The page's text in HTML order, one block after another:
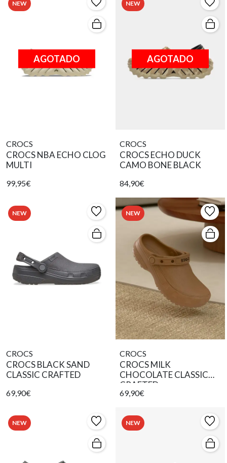
NEW
AGOTADO
CROCS
CROCS NBA ECHO CLOG
MULTI
99,95€
NEW
AGOTADO
CROCS
CROCS ECHO DUCK
CAMO BONE BLACK
84,90€
NEW
CROCS
CROCS BLACK SAND
CLASSIC CRAFTED
69,90€
NEW
CROCS
CROCS MILK
CHOCOLATE CLASSIC
CRAFTED
69,90€
NEW NEW